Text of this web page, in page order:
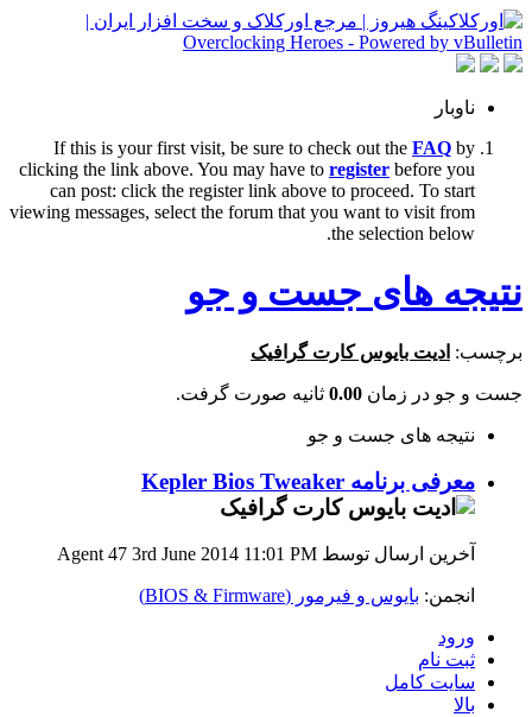
ناوبار
If this is your first visit, be sure to check out the FAQ by
clicking the link above. You may have to register before you
can post: click the register link above to proceed. To start
viewing messages, select the forum that you want to visit from
the selection below.
نتیجه های جست و جو
برچسب: ادیت بایوس کارت گرافیک
جست و جو در زمان 0.00 ثانیه صورت گرفت.
نتیجه های جست و جو
معرفی برنامه Kepler Bios Tweaker
آخرین ارسال توسط Agent 47 3rd June 2014 11:01 PM
انجمن: بایوس و فیرمور (BIOS & Firmware)
ورود
ثبت نام
سایت کامل
بالا